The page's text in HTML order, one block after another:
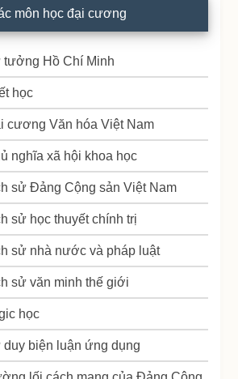
môn học đại cương
tưởng Hồ Chí Minh
học
cương Văn hóa Việt Nam
nghĩa xã hội khoa học
sử Đảng Cộng sản Việt Nam
sử học thuyết chính trị
sử nhà nước và pháp luật
sử văn minh thế giới
học
duy biện luận ứng dụng